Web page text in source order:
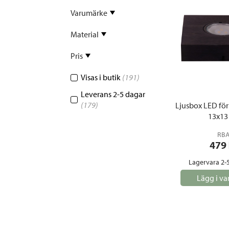
Tygsoffor
Tillbehör till soffa
Varumärke
Material
Pris
Visas i butik (191)
Leverans 2-5 dagar
(179)
Ljusbox LED
RBA
479
Lagervara
Lägg i